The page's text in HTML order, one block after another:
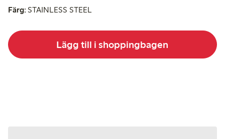
Färg: STAINLESS STEEL
Lägg till i shoppingbagen